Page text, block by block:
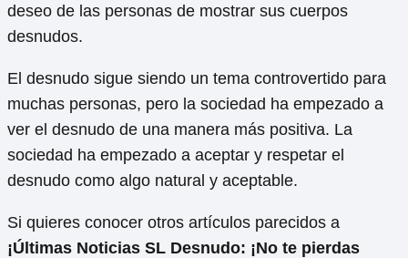
deseo de las personas de mostrar sus cuerpos
desnudos.
El desnudo sigue siendo un tema controvertido para
muchas personas, pero la sociedad ha empezado a
ver el desnudo de una manera más positiva. La
sociedad ha empezado a aceptar y respetar el
desnudo como algo natural y aceptable.
Si quieres conocer otros artículos parecidos a
¡Últimas Noticias SL Desnudo: ¡No te pierdas